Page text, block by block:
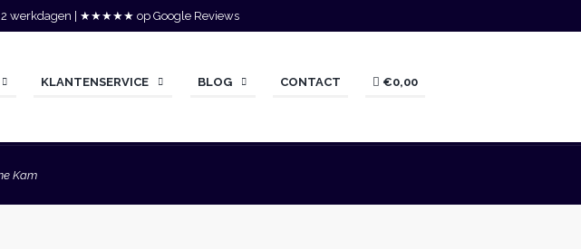
2 werkdagen | ★★★★★ op Google Reviews
KLANTENSERVICE BLOG CONTACT €0,00
Kam